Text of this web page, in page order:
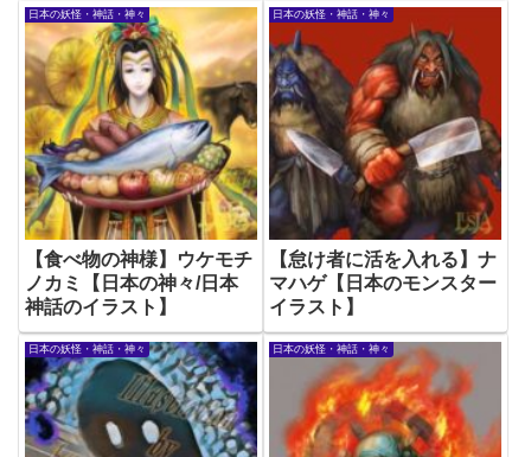
日本の妖怪・神話・神々
【食べ物の神様】ウケモチ
ノカミ【日本の神々/日本
神話のイラスト】
日本の妖怪・神話・神々
【怠け者に活を入れる】ナ
マハゲ【日本のモンスター
イラスト】
日本の妖怪・神話・神々 日本の妖怪・神話・神々